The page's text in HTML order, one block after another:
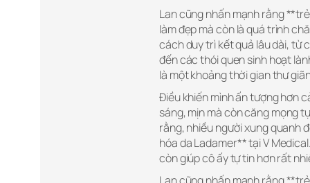
Lan cũng nhấn mạnh rằng
làm đẹp mà còn là quá trình
cách duy trì kết quả lâu dài, từ
đến các thói quen sinh hoạt
là một khoảng thời gian thư
Điều khiến mình ấn tượng hơn
sáng, mịn mà còn căng mọng
rằng, nhiều người xung quanh
hóa da Ladamer** tại V
còn giúp cô ấy tự tin hơn rất